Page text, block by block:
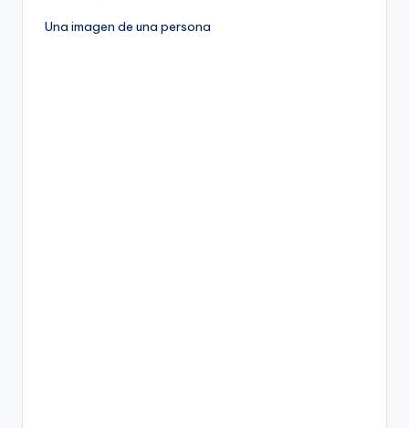
Una imagen de una persona